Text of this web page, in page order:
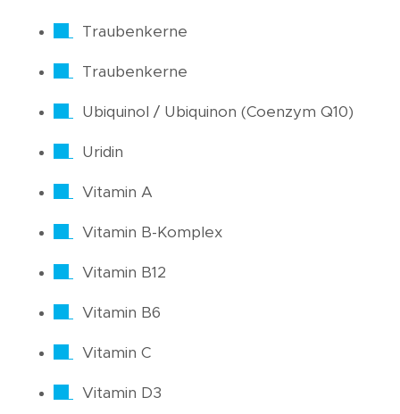
Traubenkerne
Traubenkerne
Ubiquinol / Ubiquinon (Coenzym Q10)
Uridin
Vitamin A
Vitamin B-Komplex
Vitamin B12
Vitamin B6
Vitamin C
Vitamin D3